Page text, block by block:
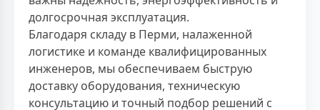
долгосрочная эксплуатация.
Благодаря складу в Перми, налаженной
логистике и команде квалифицированных
инженеров, мы обеспечиваем быструю
доставку оборудования, техническую
консультацию и точный подбор решений с